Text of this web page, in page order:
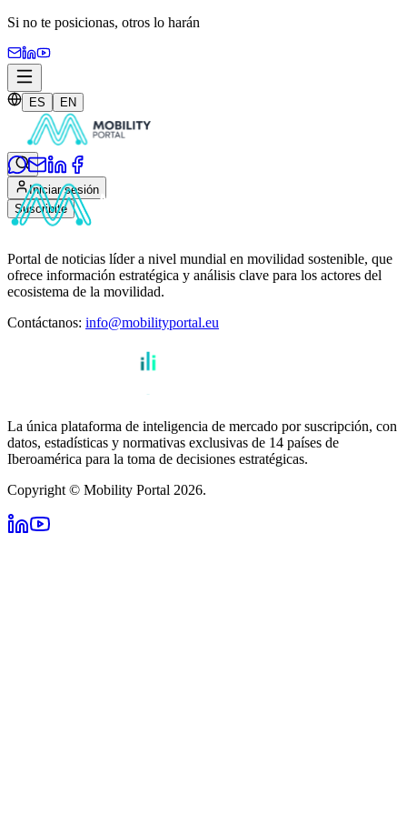
Si no te posicionas, otros lo harán
ES EN
Iniciar sesión
Suscribite
Portal de noticias líder a nivel mundial en movilidad sostenible, que
ofrece información estratégica y análisis clave para los actores del
ecosistema de la movilidad.
Contáctanos: info@mobilityportal.eu
La única plataforma de inteligencia de mercado por suscripción, con
datos, estadísticas y normativas exclusivas de 14 países de
Iberoamérica para la toma de decisiones estratégicas.
Copyright © Mobility Portal 2026.